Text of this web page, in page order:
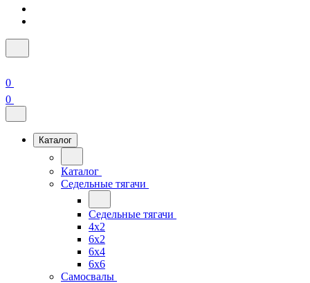
0
0
Каталог
Каталог
Седельные тягачи
Седельные тягачи
4x2
6x2
6x4
6x6
Самосвалы